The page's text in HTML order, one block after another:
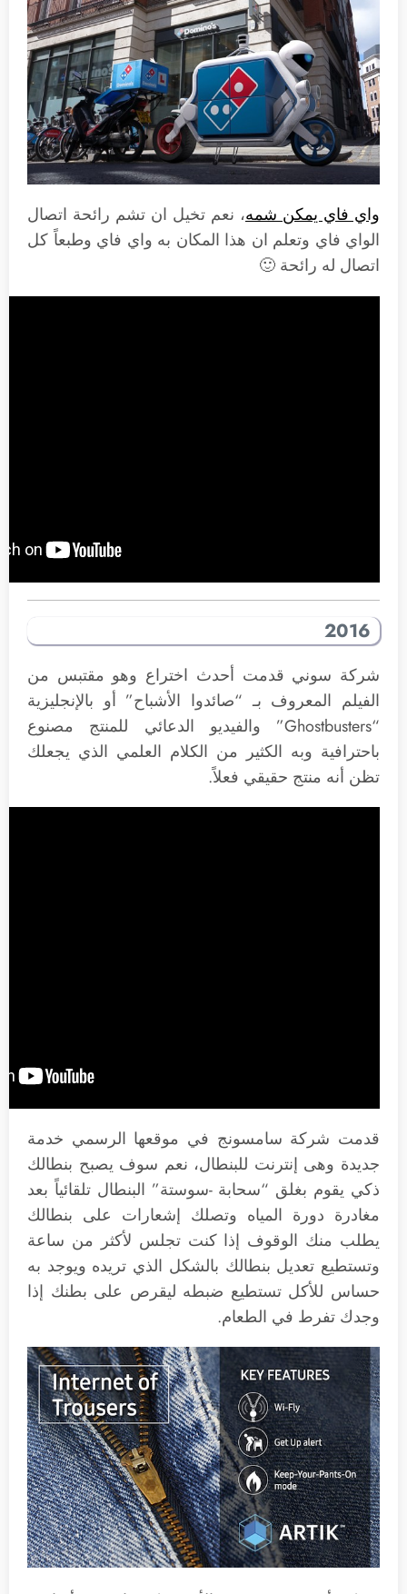
واي فاي يمكن شمه، نعم تخيل ان تشم رائحة اتصال
الواي فاي وتعلم ان هذا المكان به واي فاي وطبعاً كل
اتصال له رائحة 🙂
2016
شركة سوني قدمت أحدث اختراع وهو مقتبس من
الفيلم المعروف بـ “صائدوا الأشباح” أو بالإنجليزية
“Ghostbusters” والفيديو الدعائي للمنتج مصنوع
باحترافية وبه الكثير من الكلام العلمي الذي يجعلك
تظن أنه منتج حقيقي فعلاً.
قدمت شركة سامسونج في موقعها الرسمي خدمة
جديدة وهى إنترنت للبنطال، نعم سوف يصبح بنطالك
ذكي يقوم بغلق “سحابة -سوستة” البنطال تلقائياً بعد
مغادرة دورة المياه وتصلك إشعارات على بنطالك
يطلب منك الوقوف إذا كنت تجلس لأكثر من ساعة
وتستطيع تعديل بنطالك بالشكل الذي تريده ويوجد به
حساس للأكل تستطيع ضبطه ليقرص على بطنك إذا
وجدك تفرط في الطعام.